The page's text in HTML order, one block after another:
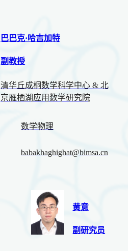
巴巴克·哈吉加特
副教授
清华丘成桐数学科学中心 & 北
京雁栖湖应用数学研究院
数学物理
babakhaghighat@bimsa.cn
黄意
副研究员